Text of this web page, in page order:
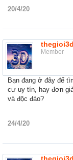
20/4/20
Member
Bạn đang ở đây để
cư uy tín, hay đơn
và độc đáo?
24/4/20